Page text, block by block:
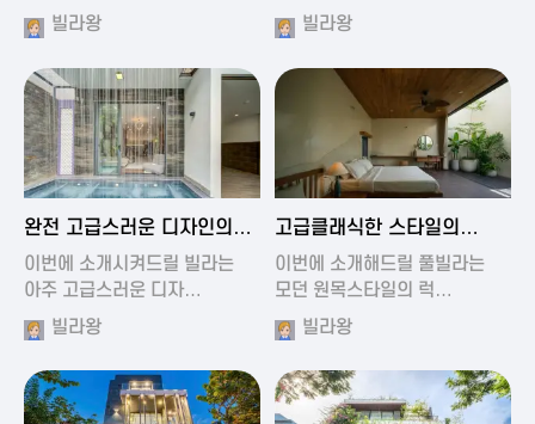
빌라왕
빌라왕
2024-11-19 01:13
완전 고급스러운 디자인의
빌라
이번에 소개시켜드릴 빌라는
아주 고급스러운 디자…
빌라왕
2024-11-19 00:37
고급클래식한 스타일의
럭셔리 풀빌라
이번에 소개해드릴 풀빌라는
모던 원목스타일의 럭…
빌라왕